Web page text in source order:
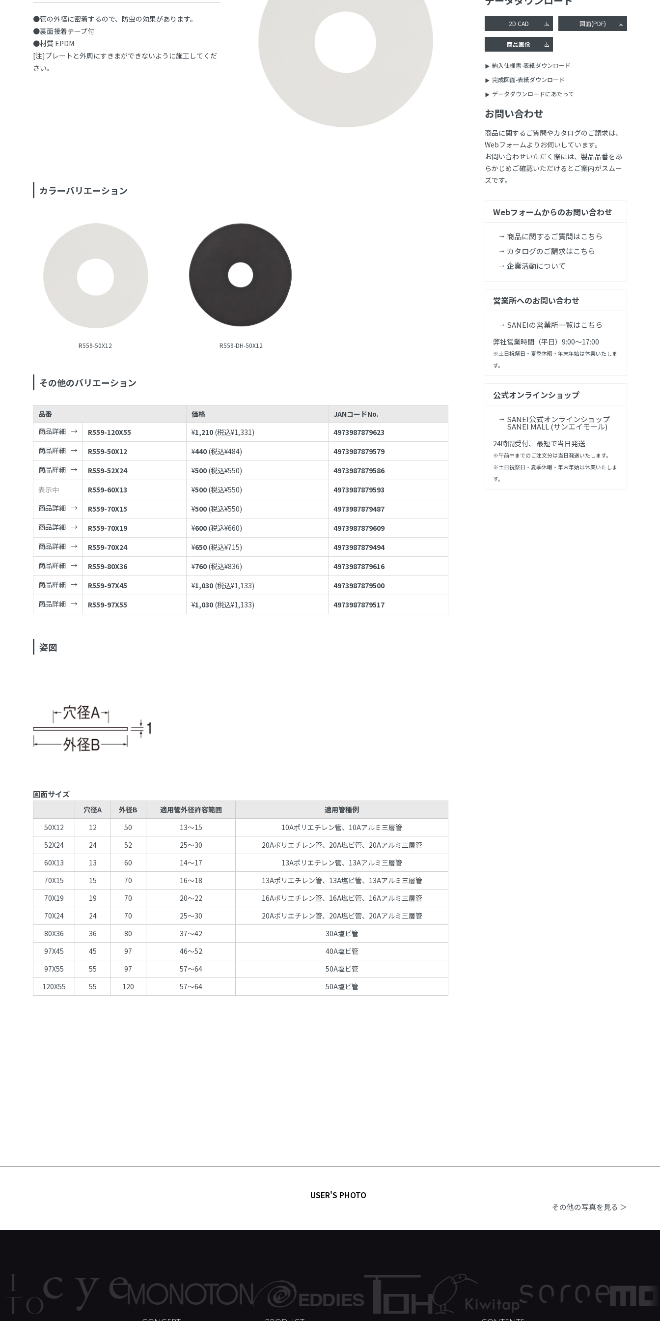
●管の外径に密着するので、防虫の効果があります。
●裏面接着テープ付
●材質 EPDM
[注]プレートと外周にすきまができないように施工してくだ
さい。
カラーバリエーション
R559-50X12 R559-DH-50X12
その他のバリエーション
品番 価格
JANコードNo.
商品詳細
R559-120X55 ¥1,210 (税込¥1,331)
4973987879623
商品詳細
R559-50X12 ¥440 (税込¥484)
4973987879579
商品詳細
R559-52X24 ¥500 (税込¥550)
4973987879586
表示中
R559-60X13 ¥500 (税込¥550)
4973987879593
商品詳細
R559-70X15 ¥500 (税込¥550)
4973987879487
商品詳細
R559-70X19 ¥600 (税込¥660)
4973987879609
商品詳細
R559-70X24 ¥650 (税込¥715)
4973987879494
商品詳細
R559-80X36 ¥760 (税込¥836)
4973987879616
商品詳細
R559-97X45 ¥1,030 (税込¥1,133)
4973987879500
商品詳細
R559-97X55 ¥1,030 (税込¥1,133) 4973987879517
姿図
図面サイズ
穴径A 外径B 適用管外径許容範囲
適用管種例
50X12
12 50 13～15
10Aポリエチレン管、10Aアルミ三層管
52X24
24 52 25～30
20Aポリエチレン管、20A塩ビ管、20Aアルミ三層管
60X13
13 60 14～17
13Aポリエチレン管、13Aアルミ三層管
70X15
15 70 16～18
13Aポリエチレン管、13A塩ビ管、13Aアルミ三層管
70X19
19 70 20～22
16Aポリエチレン管、16A塩ビ管、16Aアルミ三層管
70X24
24 70 25～30
20Aポリエチレン管、20A塩ビ管、20Aアルミ三層管
80X36
36 80 37～42
30A塩ビ管
97X45
45 97 46～52
40A塩ビ管
97X55
55 97 57～64
50A塩ビ管
120X55
55 120 57～64 50A塩ビ管
2D CAD 図面(PDF)
商品画像
納入仕様書-表紙ダウンロード
完成図面-表紙ダウンロード
データダウンロードにあたって
お問い合わせ
商品に関するご質問やカタログのご請求は、
Webフォームよりお伺いしています。
お問い合わせいただく際には、製品品番をあ
らかじめご確認いただけるとご案内がスムー
ズです。
Webフォームからのお問い合わせ
商品に関するご質問はこちら
カタログのご請求はこちら
企業活動について
営業所へのお問い合わせ
SANEIの営業所一覧はこちら
弊社営業時間（平日）9:00～17:00
※土日祝祭日・夏季休暇・年末年始は休業いたしま
す。
公式オンラインショップ
SANEI公式オンラインショップ
SANEI MALL (サンエイモール)
24時間受付、 最短で当日発送
※午前中までのご注文分は当日発送いたします。
※土日祝祭日・夏季休暇・年末年始は休業いたしま
す。
USER'S PHOTO
その他の写真を見る ＞